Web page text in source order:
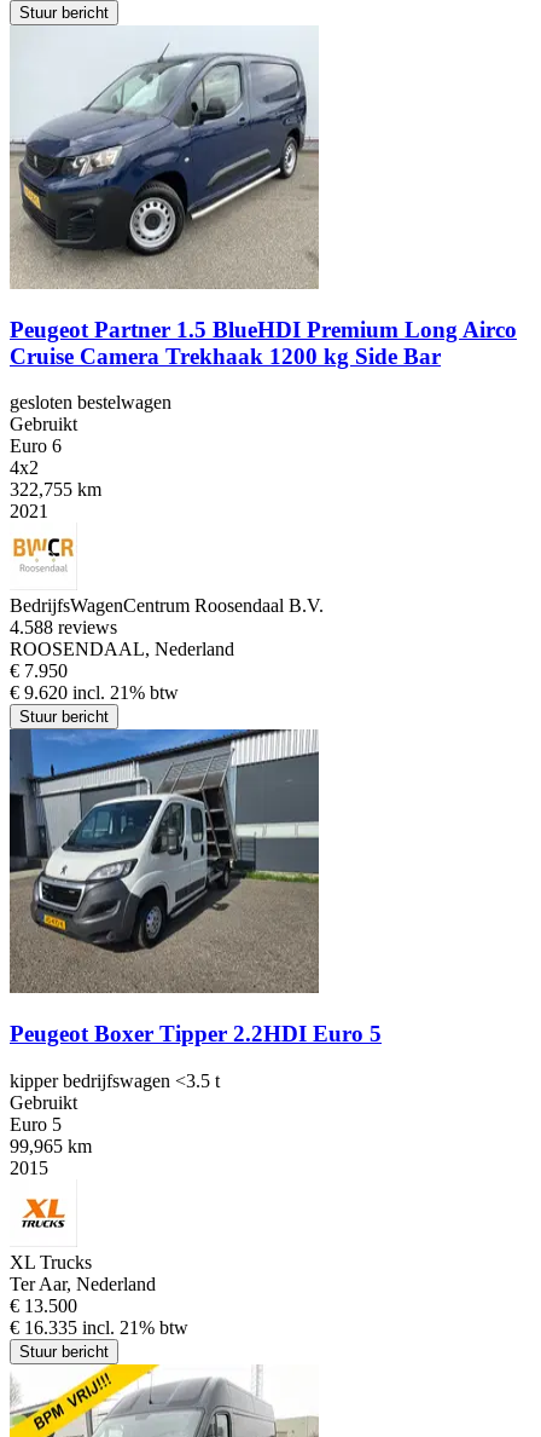
Stuur bericht
Peugeot Partner 1.5 BlueHDI Premium Long Airco
Cruise Camera Trekhaak 1200 kg Side Bar
gesloten bestelwagen
Gebruikt
Euro 6
4x2
322,755 km
2021
BedrijfsWagenCentrum Roosendaal B.V.
4.588 reviews
ROOSENDAAL, Nederland
€ 7.950
€ 9.620 incl. 21% btw
Stuur bericht
Peugeot Boxer Tipper 2.2HDI Euro 5
kipper bedrijfswagen <3.5 t
Gebruikt
Euro 5
99,965 km
2015
XL Trucks
Ter Aar, Nederland
€ 13.500
€ 16.335 incl. 21% btw
Stuur bericht